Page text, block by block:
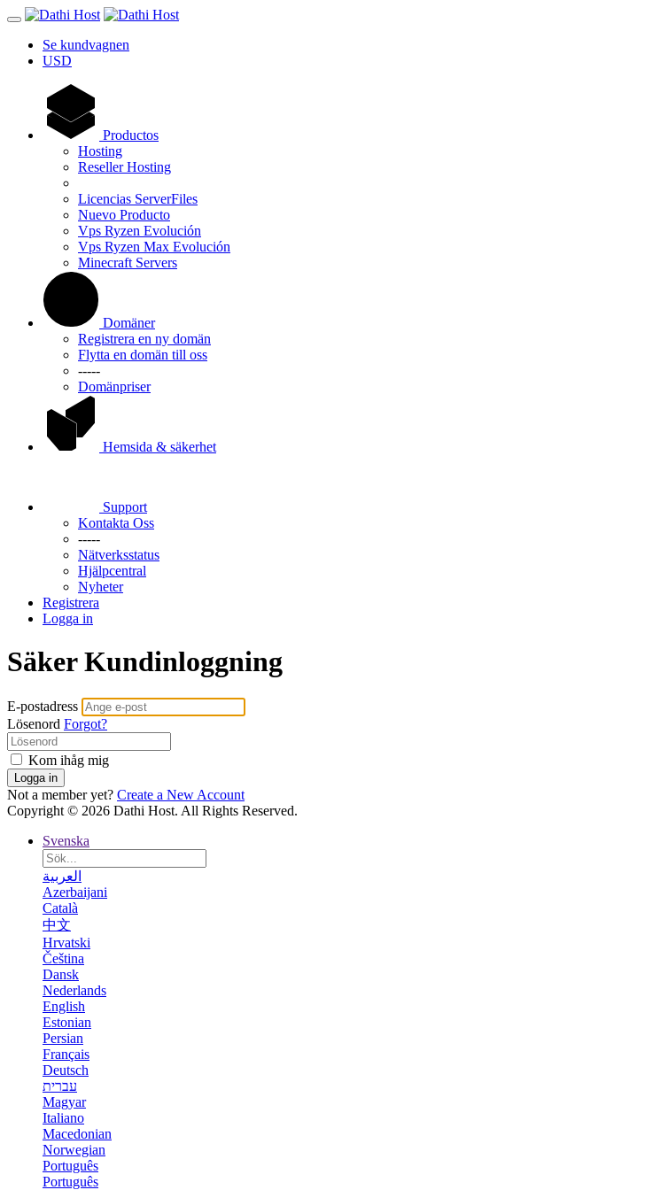
Se kundvagnen
USD
Productos
Hosting
Reseller Hosting
Licencias ServerFiles
Nuevo Producto
Vps Ryzen Evolución
Vps Ryzen Max Evolución
Minecraft Servers
Domäner
Registrera en ny domän
Flytta en domän till oss
-----
Domänpriser
Hemsida & säkerhet
Support
Kontakta Oss
-----
Nätverksstatus
Hjälpcentral
Nyheter
Registrera
Logga in
Säker Kundinloggning
E-postadress
Lösenord Forgot?
Kom ihåg mig
Not a member yet? Create a New Account
Copyright © 2026 Dathi Host. All Rights Reserved.
Svenska
العربية
Azerbaijani
Català
中文
Hrvatski
Čeština
Dansk
Nederlands
English
Estonian
Persian
Français
Deutsch
עברית
Magyar
Italiano
Macedonian
Norwegian
Português
Português